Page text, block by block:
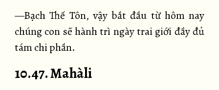
—Bạch Thế Tôn, vậy bắt đầu từ hôm nay
chúng con sẽ hành trì ngày trai giới đầy đủ
tám chi phần.
10.47. Mahàli